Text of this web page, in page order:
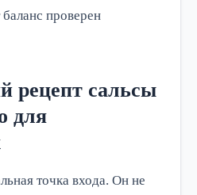
проверен
рецепт сальсы
для
точка входа. Он не